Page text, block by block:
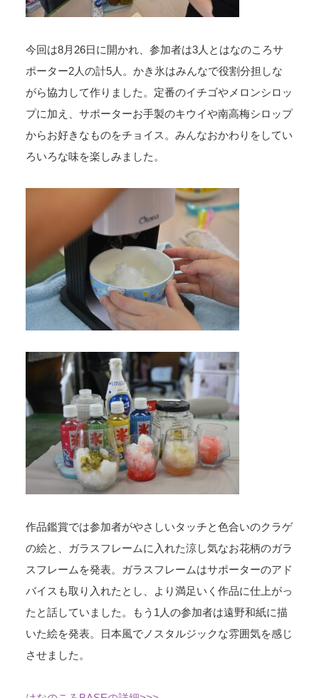
今回は8月26日に開かれ、参加者は3人とはなのころサ
ポーター2人の計5人。かき氷はみんなで役割分担しな
がら協力して作りました。定番のイチゴやメロンシロッ
プに加え、サポーターお手製のキウイや南高梅シロップ
からお好きなものをチョイス。みんなおかわりをしてい
ろいろな味を楽しみました。
作品鑑賞では参加者がやさしいタッチと色合いのクラゲ
の絵と、ガラスフレームに入れた涼し気なお花柄のガラ
スフレームを発表。ガラスフレームはサポーターのアド
バイスも取り入れたとし、より満足いく作品に仕上がっ
たと話していました。もう1人の参加者は遠野和紙に描
いた絵を発表。日本風でノスタルジックな雰囲気を感じ
させました。